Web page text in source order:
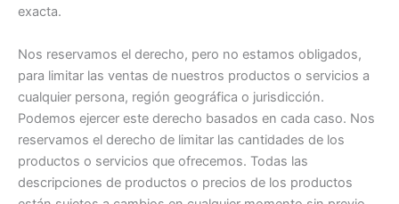
exacta.
Nos reservamos el derecho, pero no estamos obligados,
para limitar las ventas de nuestros productos o servicios a
cualquier persona, región geográfica o jurisdicción.
Podemos ejercer este derecho basados en cada caso. Nos
reservamos el derecho de limitar las cantidades de los
productos o servicios que ofrecemos. Todas las
descripciones de productos o precios de los productos